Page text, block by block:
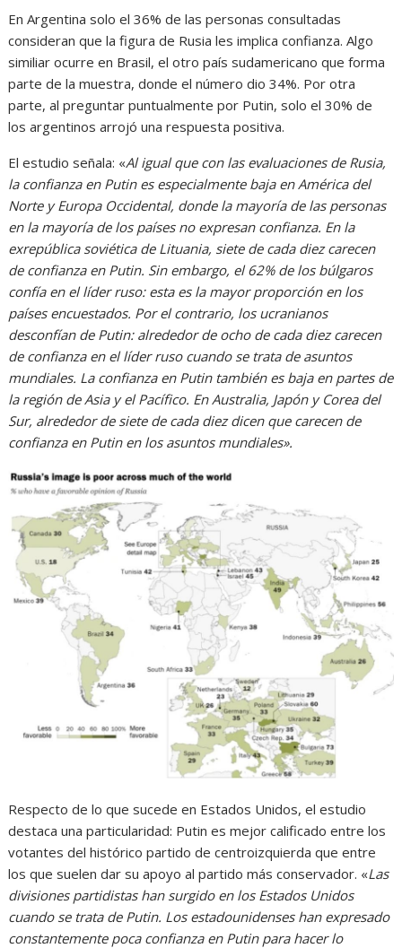
En Argentina solo el 36% de las personas consultadas
consideran que la figura de Rusia les implica confianza. Algo
similiar ocurre en Brasil, el otro país sudamericano que forma
parte de la muestra, donde el número dio 34%. Por otra
parte, al preguntar puntualmente por Putin, solo el 30% de
los argentinos arrojó una respuesta positiva.
El estudio señala: «Al igual que con las evaluaciones de Rusia,
la confianza en Putin es especialmente baja en América del
Norte y Europa Occidental, donde la mayoría de las personas
en la mayoría de los países no expresan confianza. En la
exrepública soviética de Lituania, siete de cada diez carecen
de confianza en Putin. Sin embargo, el 62% de los búlgaros
confía en el líder ruso: esta es la mayor proporción en los
países encuestados. Por el contrario, los ucranianos
desconfían de Putin: alrededor de ocho de cada diez carecen
de confianza en el líder ruso cuando se trata de asuntos
mundiales. La confianza en Putin también es baja en partes de
la región de Asia y el Pacífico. En Australia, Japón y Corea del
Sur, alrededor de siete de cada diez dicen que carecen de
confianza en Putin en los asuntos mundiales».
Respecto de lo que sucede en Estados Unidos, el estudio
destaca una particularidad: Putin es mejor calificado entre los
votantes del histórico partido de centroizquierda que entre
los que suelen dar su apoyo al partido más conservador. «Las
divisiones partidistas han surgido en los Estados Unidos
cuando se trata de Putin. Los estadounidenses han expresado
constantemente poca confianza en Putin para hacer lo